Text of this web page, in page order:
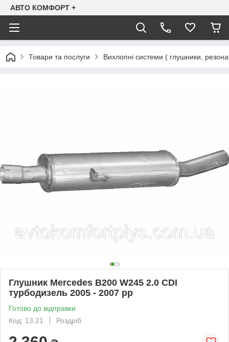
АВТО КОМФОРТ +
Товари та послуги Вихлопні системи ( глушники,
Глушник Mercedes B200 W245 2.0 CDI
турбодизель 2005 - 2007 рр
Готово до відправки
Код: 13.21
Роздріб